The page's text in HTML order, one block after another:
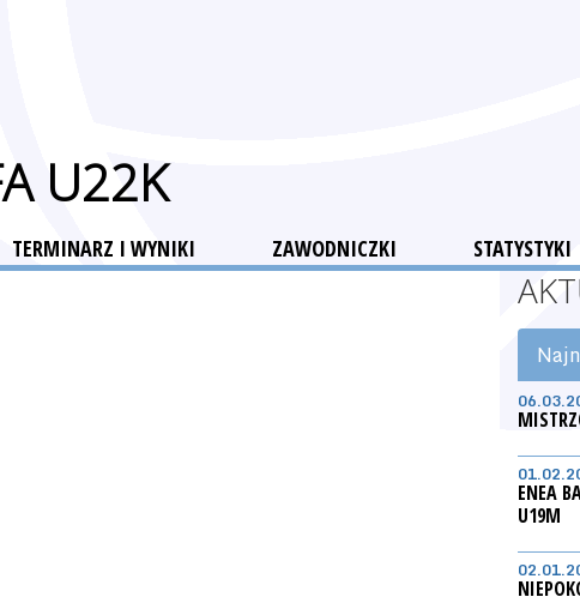
U22K
TERMINARZ I WYNIKI ZAWODNICZKI STATYSTYKI
ENEA
U19M